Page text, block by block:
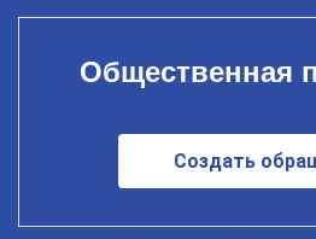
Общественная
Создать